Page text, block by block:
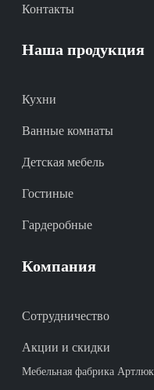
Контакты
Наша продукция
Кухни
Ванные комнаты
Детская мебель
Гостиные
Гардеробные
Компания
Сотрудничество
Акции и скидки
Мебельная фабрика